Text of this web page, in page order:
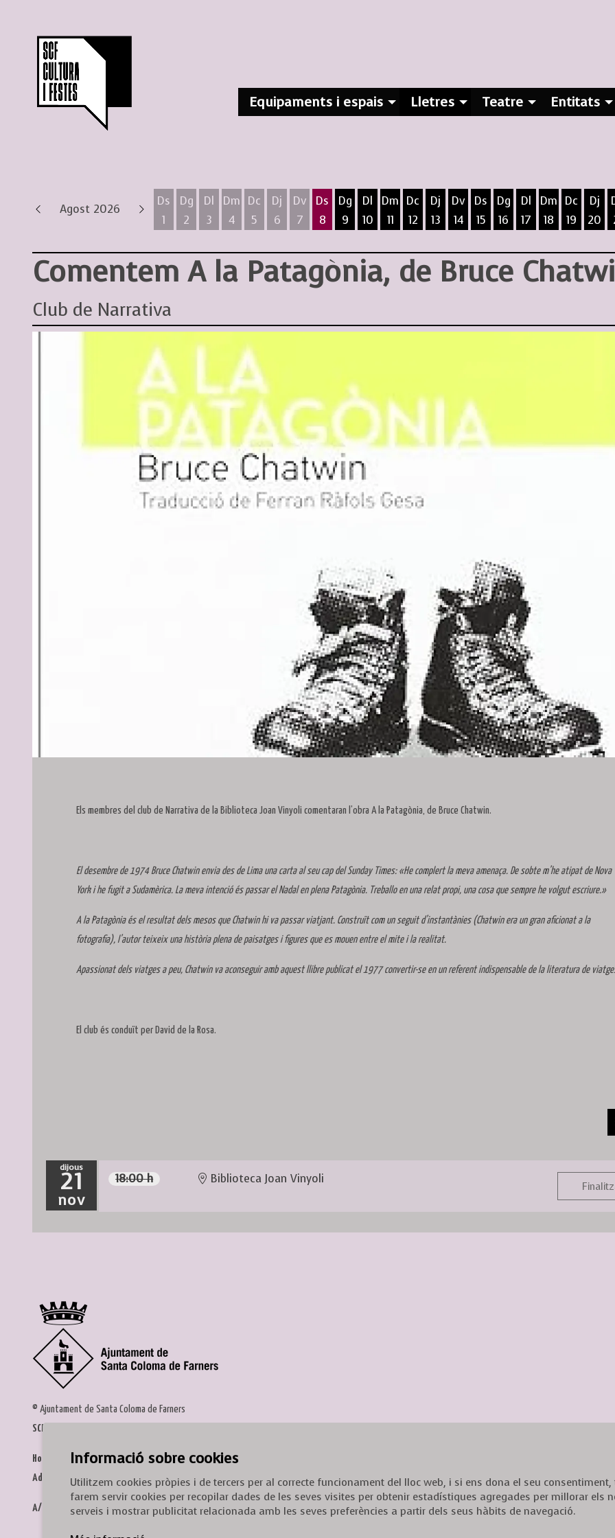
Equipaments i espais Lletres Teatre Entitats
Agost 2026
Ds
1
Dg
2
Dl
3
Dm
4
Dc
5
Dj
6
Dv
7
Ds
8
Dg
9
Dl
10
Dm
11
Dc
12
Dj
13
Dv
14
Ds
15
Dg
16
Dl
17
Dm
18
Dc
19
Dj
20
Comentem A la Patagònia, de Bruce
Club de Narrativa
Els membres del club de Narrativa de la Biblioteca Joan Vinyoli comentaran l’obra A la Patagònia, de Bruce Chatwin.
El desembre de 1974 Bruce Chatwin envia des de Lima una carta al seu cap del Sunday Times: «He complert la meva amenaça. De sobte m’he atipat de Nova
York i he fugit a Sudamèrica. La meva intenció és passar el Nadal en plena Patagònia. Treballo en una relat propi, una cosa que sempre he volgut escriure.»
A la Patagònia és el resultat dels mesos que Chatwin hi va passar viatjant. Construït com un seguit d’instantànies (Chatwin era un gran aficionat a la
fotografia), l’autor teixeix una història plena de paisatges i figures que es mouen entre el mite i la realitat.
Apassionat dels viatges a peu, Chatwin va aconseguir amb aquest llibre publicat el 1977 convertir-se en un referent indispensable de la literatura de
El club és conduït per David de la Rosa.
dijous
21
nov
18:00 h Biblioteca Joan Vinyoli
© Ajuntament de Santa Coloma de Farners
SCF Cultura
Horari de la Casa de la Paraula: de dilluns a dissabte, de 9 a 13 h.
Adreça
: c. del Prat, 16, 17430 Santa Coloma de Farners
A/e: cultura@scf.cat
Informació sobre cookies
Utilitzem cookies pròpies i de tercers per al correcte funcionament del lloc web, i si ens dona el seu
farem servir cookies per recopilar dades de les seves visites per obtenir estadístiques agregades per millorar els
serveis i mostrar publicitat relacionada amb les seves preferències a partir dels seus hàbits de navegació.